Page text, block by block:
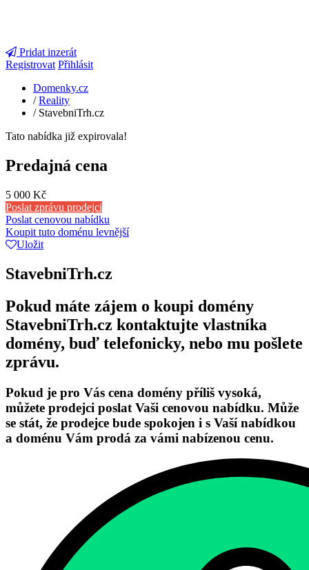
Pridat inzerát
Registrovat Přihlásit
Domenky.cz
/Reality
/ StavebniTrh.cz
Tato nabídka již expirovala!
Predajná cena
5 000 Kč
Poslat zprávu prodejci
Poslat cenovou nabídku
Koupit tuto doménu levnější
Uložit
StavebniTrh.cz
Pokud máte zájem o koupi domény
StavebniTrh.cz kontaktujte vlastníka
domény, buď telefonicky, nebo mu pošlete
zprávu.
Pokud je pro Vás cena domény příliš vysoká,
můžete prodejci poslat Vaši cenovou nabídku. Může
se stát, že prodejce bude spokojen i s Vaší nabídkou
a doménu Vám prodá za vámi nabízenou cenu.